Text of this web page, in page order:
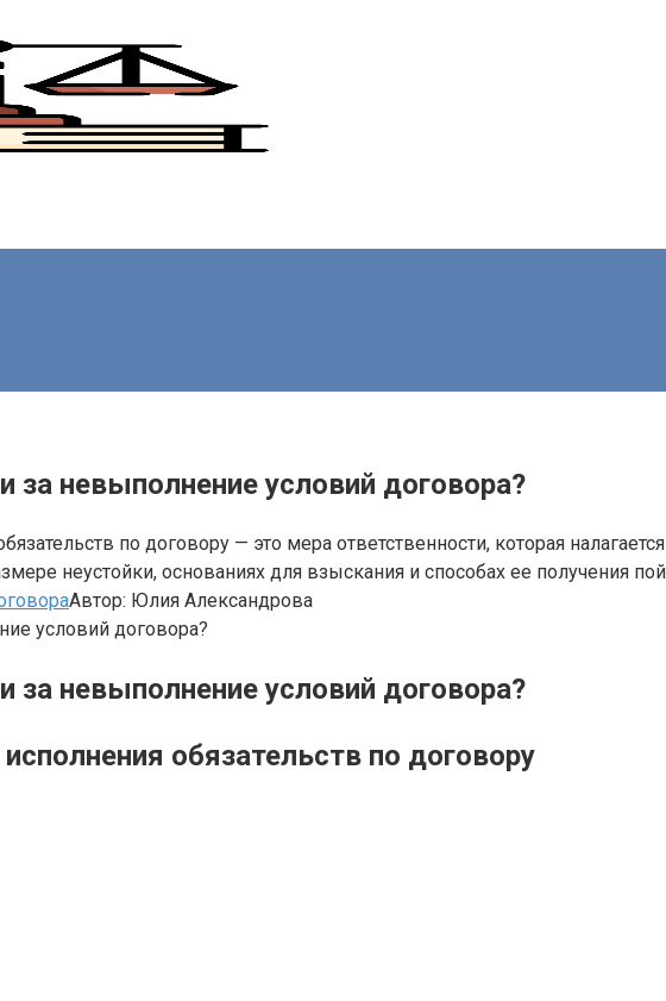
за невыполнение условий договора?
по договору — это мера ответственности, которая
неустойки, основаниях для взыскания и способах ее получения
Автор: Юлия Александрова
за невыполнение условий договора?
обязательств по договору